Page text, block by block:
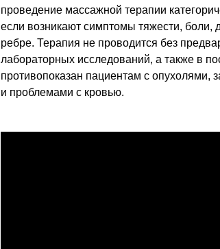
проведение массажной терапии
если возникают симптомы тяжести,
ребре. Терапия не проводится без
лабораторных исследований, а также в
противопоказан пациентам с
и проблемами с кровью.